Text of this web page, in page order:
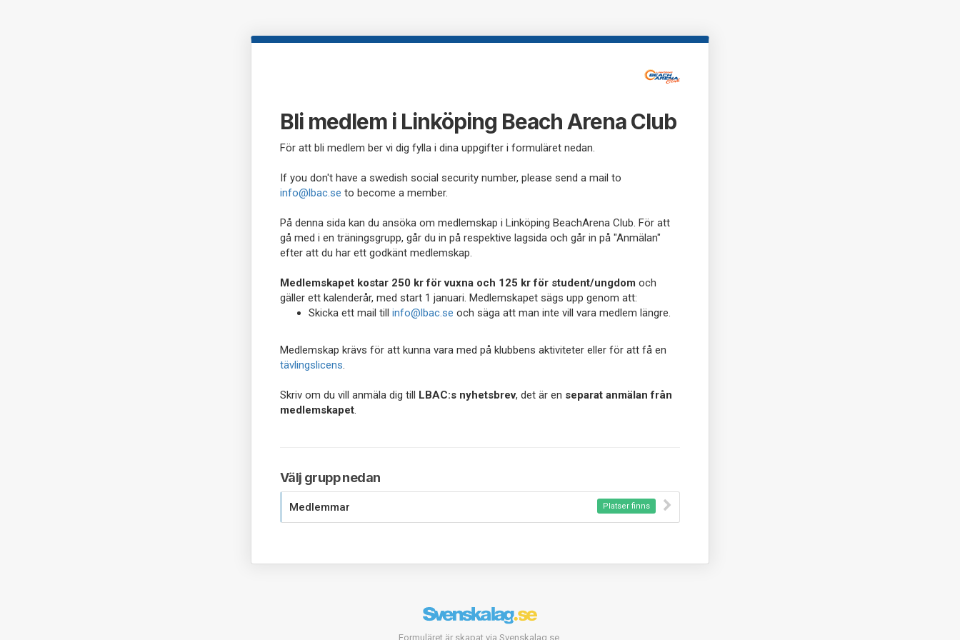
Bli medlem i Linköping Beach Arena Club
För att bli medlem ber vi dig fylla i dina uppgifter i formuläret nedan.
If you don't have a swedish social security number, please send a mail to
info@lbac.se to become a member.
På denna sida kan du ansöka om medlemskap i Linköping BeachArena Club. För att
gå med i en träningsgrupp, går du in på respektive lagsida och går in på "Anmälan"
efter att du har ett godkänt medlemskap.
Medlemskapet kostar 250 kr för vuxna och 125 kr för student/ungdom och
gäller ett kalenderår, med start 1 januari. Medlemskapet sägs upp genom att:
Skicka ett mail till info@lbac.se och säga att man inte vill vara medlem längre.
Medlemskap krävs för att kunna vara med på klubbens aktiviteter eller för att få en
tävlingslicens.
Skriv om du vill anmäla dig till LBAC:s nyhetsbrev, det är en separat anmälan från
medlemskapet.
Välj grupp nedan
Medlemmar Platser finns
Formuläret är skapat via Svenskalag.se.